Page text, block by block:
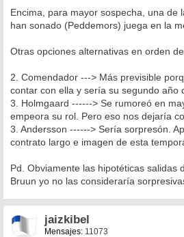
Encima, para mayor sospecha, una de
han sonado (Peddemors) juega en la
Otras opciones alternativas en orden
2. Comendador ---> Más previsible
contar con ella y sería su segundo año
3. Holmgaard ------> Se rumoreó en
empeora su rol. Pero eso nos dejaría
3. Andersson ------> Sería sorpresón.
contrato largo e imagen de esta
Pd. Obviamente las hipotéticas salidas
Bruun yo no las consideraría
jaizkibel
Mensajes: 11073